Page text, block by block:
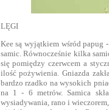
LĘGI
Kee są wyjątkiem wśród papug
samic. Równocześnie kilka
się pomiędzy czerwcem a
ilość pożywienia. Gniazda
bardzo rzadko na wysokich
na 1 - 6 metrów. Samica
wysiadywania, rano i